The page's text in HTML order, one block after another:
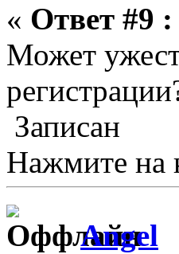
« Ответ #9 :
Может
Записан
Нажмите на
Angel